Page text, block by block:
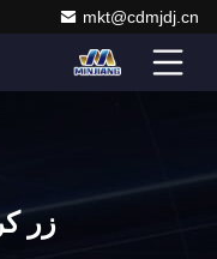
mkt@cdmjdj.cn
زر